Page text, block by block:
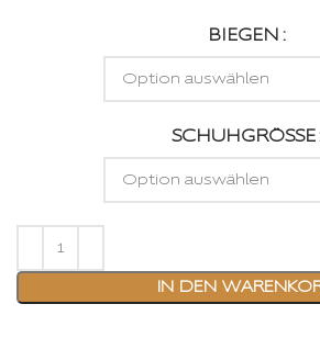
BIEGEN
SCHUHGRÖSSE
IN DEN